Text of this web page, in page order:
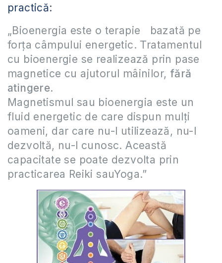
practică:
„Bioenergia este o terapie bazată pe
forţa câmpului energetic. Tratamentul
cu bioenergie se realizează prin pase
magnetice cu ajutorul mâinilor, fără
atingere.
Magnetismul sau bioenergia este un
fluid energetic de care dispun mulţi
oameni, dar care nu-l utilizează, nu-l
dezvoltă, nu-l cunosc. Această
capacitate se poate dezvolta prin
practicarea Reiki sauYoga.”